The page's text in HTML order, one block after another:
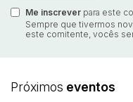
Busca por
Diversos
Terreno
Estados
Me inscrever para este
Sempre que tivermos
este comitente, vocês
Próximos eventos